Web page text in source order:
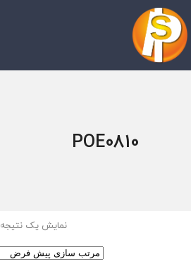
POE0810
نمایش یک نتیجه